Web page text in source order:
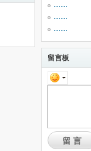
……
……
……
留言板
留言